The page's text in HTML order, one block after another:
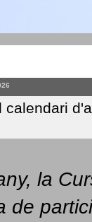
calendari
la
de